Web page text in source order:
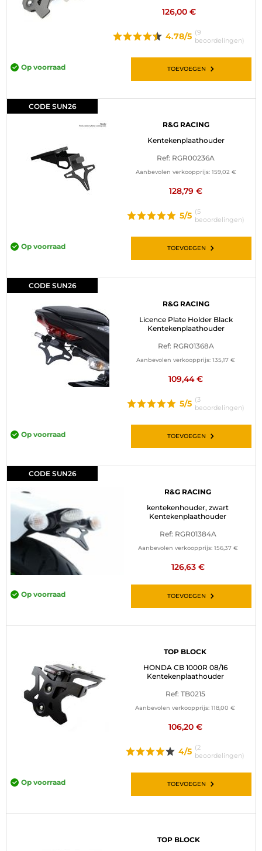
126,00 €
4.78/5 (9
beoordelingen)
Op voorraad TOEVOEGEN
CODE SUN26
R&G RACING
Kentekenplaathouder
Ref: RGR00236A
Aanbevolen verkoopprijs: 159,02 €
128,79 €
5/5 (5
beoordelingen)
Op voorraad TOEVOEGEN
CODE SUN26
R&G RACING
Licence Plate Holder Black
Kentekenplaathouder
Ref: RGR01368A
Aanbevolen verkoopprijs: 135,17 €
109,44 €
5/5 (3
beoordelingen)
Op voorraad TOEVOEGEN
CODE SUN26
R&G RACING
kentekenhouder, zwart
Kentekenplaathouder
Ref: RGR01384A
Aanbevolen verkoopprijs: 156,37 €
126,63 €
Op voorraad TOEVOEGEN
TOP BLOCK
HONDA CB 1000R 08/16
Kentekenplaathouder
Ref: TB0215
Aanbevolen verkoopprijs: 118,00 €
106,20 €
4/5 (2
beoordelingen)
Op voorraad TOEVOEGEN
TOP BLOCK